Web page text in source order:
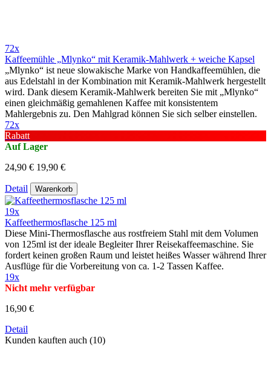
72x
Kaffeemühle „Mlynko“ mit Keramik-Mahlwerk + weiche Kapsel
„Mlynko“ ist neue slowakische Marke von Handkaffeemühlen, die
aus Edelstahl in der Kombination mit Keramik-Mahlwerk hergestellt
wird. Dank diesem Keramik-Mahlwerk bereiten Sie mit „Mlynko“
einen gleichmäßig gemahlenen Kaffee mit konsistentem
Mahlergebnis zu. Den Mahlgrad können Sie sich selber einstellen.
72x
Rabatt
Auf Lager
24,90 € 19,90 €
Detail Warenkorb
19x
Kaffeethermosflasche 125 ml
Diese Mini-Thermosflasche aus rostfreiem Stahl mit dem Volumen
von 125ml ist der ideale Begleiter Ihrer Reisekaffeemaschine. Sie
fordert keinen großen Raum und leistet heißes Wasser während Ihrer
Ausflüge für die Vorbereitung von ca. 1-2 Tassen Kaffee.
19x
Nicht mehr verfügbar
16,90 €
Detail
Kunden kauften auch (10)